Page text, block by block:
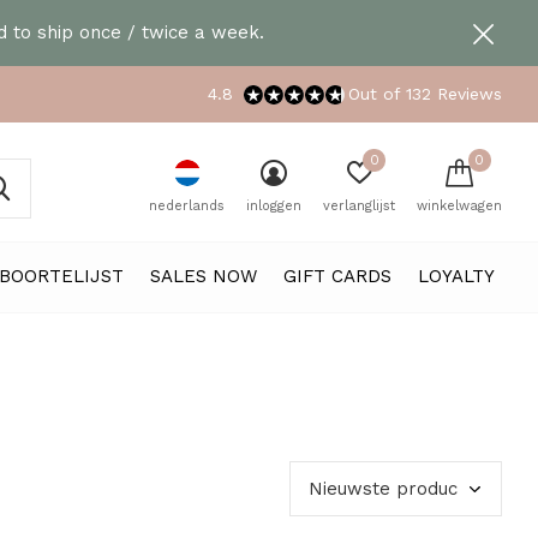
SALES NOW GIFT CARDS LOYALTY
nederlands inloggen verlanglijst
0
winkelwagen
0
4.8 Out of 132 Reviews
to ship once / twice a week.